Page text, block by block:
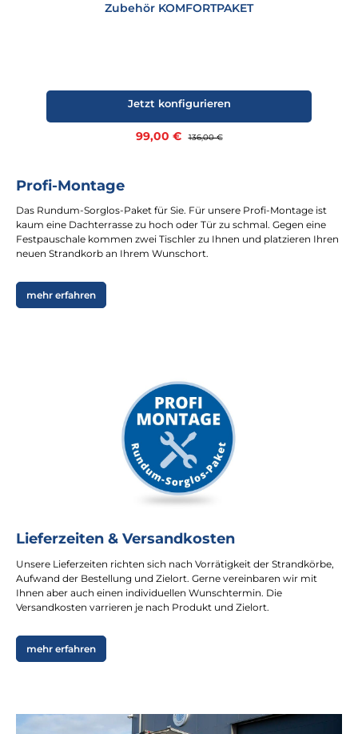
Zubehör KOMFORTPAKET
Verkaufspreis:
99,00 € Regulärer Preis:
136,00 €
Jetzt konfigurieren
Profi-Montage
Das Rundum-Sorglos-Paket für Sie. Für unsere Profi-Montage ist
kaum eine Dachterrasse zu hoch oder Tür zu schmal. Gegen eine
Festpauschale kommen zwei Tischler zu Ihnen und platzieren Ihren
neuen Strandkorb an Ihrem Wunschort.
mehr erfahren
Lieferzeiten & Versandkosten
Unsere Lieferzeiten richten sich nach Vorrätigkeit der Strandkörbe,
Aufwand der Bestellung und Zielort. Gerne vereinbaren wir mit
Ihnen aber auch einen individuellen Wunschtermin. Die
Versandkosten varrieren je nach Produkt und Zielort.
mehr erfahren